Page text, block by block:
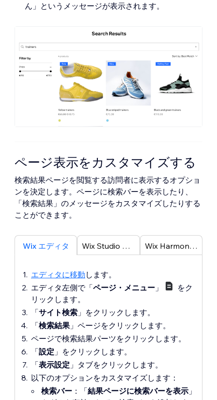
ん」というメッセージが表示されます。
ページ表示をカスタマイズする
検索結果ページを閲覧する訪問者に表示するオプショ
ンを決定します。ページに検索バーを表示したり、
「検索結果」のメッセージをカスタマイズしたりする
ことができます。
Wix エディタ Wix Studio エディタ Wix Harmony エディタ
エディタに移動 します。
エディタ左側で「ページ・メニュー 」
をク
リックします。
「サイト検索 」をクリックします。
「検索結果 」ページをクリックします。
ページで検索結果パーツをクリックします。
「設定 」をクリックします。
「表示設定 」タブをクリックします。
以下のオプションをカスタマイズします：
検索バー ：「結果ページに検索バーを表示 」